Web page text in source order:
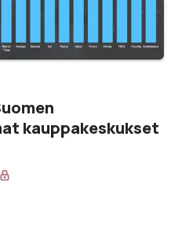
kauppakeskukset